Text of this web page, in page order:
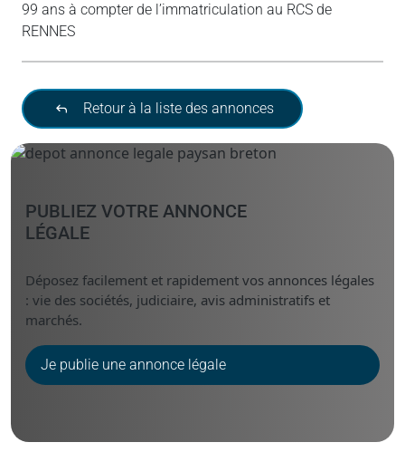
99 ans à compter de l’immatriculation au RCS de
RENNES
Retour à la liste des annonces
PUBLIEZ VOTRE ANNONCE
LÉGALE
Déposez facilement et rapidement vos annonces légales
: vie des sociétés, judiciaire, avis administratifs et
marchés.
Je publie une annonce légale